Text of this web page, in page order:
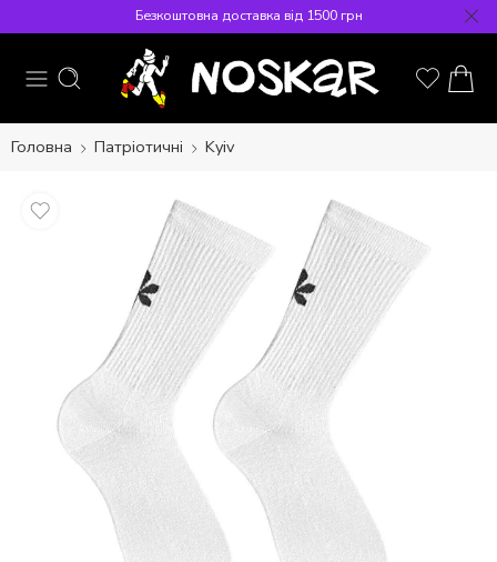
Безкоштовна доставка від 1500 грн
Головна Патріотичні Kyiv